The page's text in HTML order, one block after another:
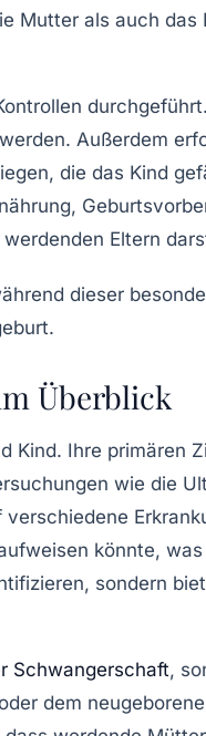
Mutter als auch das
Außerdem
die das Kind
,
Eltern
Überblick
Kind. Ihre primären
wie die
verschiedene
könnte,
sondern
Schwangerschaft,
dem